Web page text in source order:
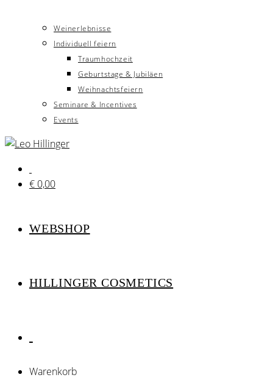
Weinerlebnisse
Individuell feiern
Traumhochzeit
Geburtstage & Jubiläen
Weihnachtsfeiern
Seminare & Incentives
Events
€ 0,00
WEBSHOP
HILLINGER COSMETICS
Warenkorb